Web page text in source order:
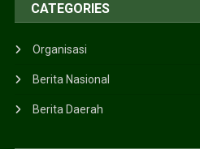
CATEGORIES
Organisasi
Berita Nasional
Berita Daerah